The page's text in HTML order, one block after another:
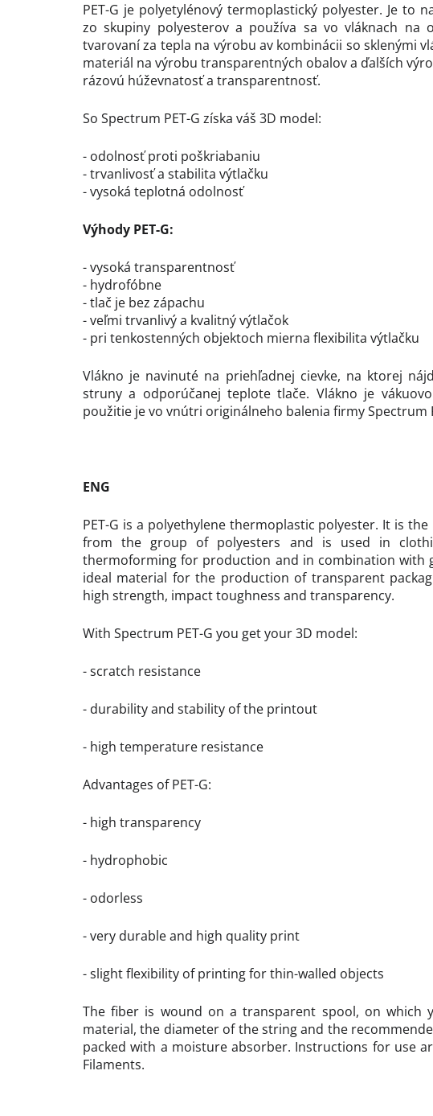
PET-G je polyetylénový termoplastický polyester. Je to
zo skupiny polyesterov a používa sa vo vláknach na
tvarovaní za tepla na výrobu av kombinácii so sklenými
materiál na výrobu transparentných obalov a ďalších
rázovú húževnatosť a transparentnosť.
So Spectrum PET-G získa váš 3D model:
- odolnosť proti poškriabaniu
- trvanlivosť a stabilita výtlačku
- vysoká teplotná odolnosť
Výhody PET-G:
- vysoká transparentnosť
- hydrofóbne
- tlač je bez zápachu
- veľmi trvanlivý a kvalitný výtlačok
- pri tenkostenných objektoch mierna flexibilita výtlačku
Vlákno je navinuté na priehľadnej cievke, na ktorej
struny a odporúčanej teplote tlače. Vlákno je
použitie je vo vnútri originálneho balenia firmy Spectrum
ENG
PET-G is a polyethylene thermoplastic polyester. It is
from the group of polyesters and is used in
thermoforming for production and in combination with
ideal material for the production of transparent
high strength, impact toughness and transparency.
With Spectrum PET-G you get your 3D model:
- scratch resistance
- durability and stability of the printout
- high temperature resistance
Advantages of PET-G:
- high transparency
- hydrophobic
- odorless
- very durable and high quality print
- slight flexibility of printing for thin-walled objects
The fiber is wound on a transparent spool, on
material, the diameter of the string and the
packed with a moisture absorber. Instructions for use
Filaments.